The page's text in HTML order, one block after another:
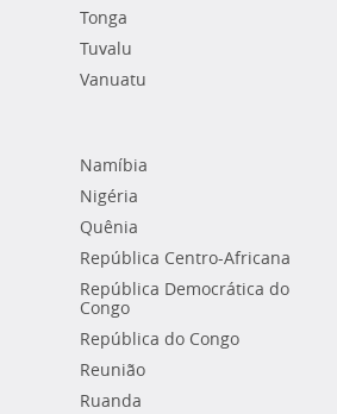
Tonga
Tuvalu
Vanuatu
Namíbia
Nigéria
Quênia
República Centro-Africana
República Democrática do
Congo
República do Congo
Reunião
Ruanda